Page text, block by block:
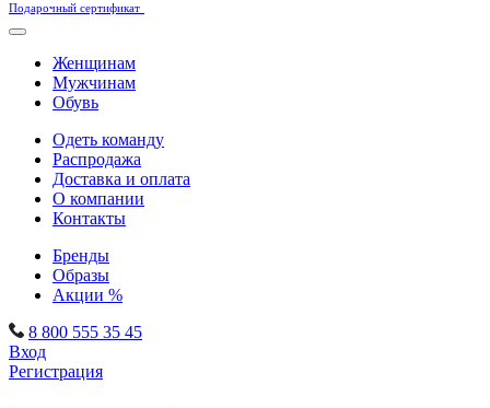
Подарочный сертификат
Женщинам
Мужчинам
Обувь
Одеть команду
Распродажа
Доставка и оплата
О компании
Контакты
Бренды
Образы
Акции %
8 800 555 35 45
Вход
Регистрация